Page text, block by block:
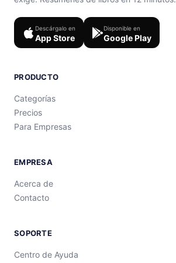
Descárgalo en
App Store
Disponible en
Google Play
PRODUCTO
Categorías
Precios
Para Empresas
EMPRESA
Acerca de
Contacto
SOPORTE
Centro de Ayuda